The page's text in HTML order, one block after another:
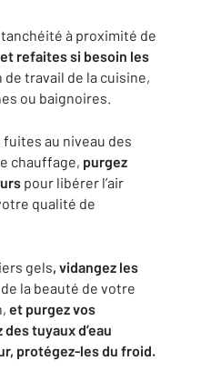
à proximité de
refaites si besoin les
de travail de la cuisine,
ou baignoires.
au niveau des
chauffage, purgez
pour libérer l’air
qualité de
gels, vidangez les
la beauté de votre
et purgez vos
tuyaux d’eau
protégez-les du froid.